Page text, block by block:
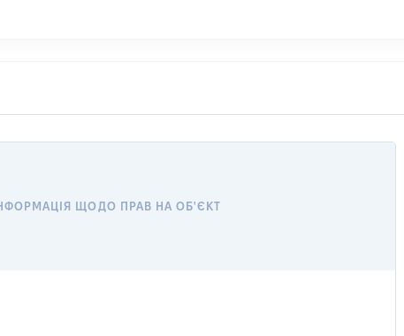
ЩОДО ПРАВ НА ОБ'ЄКТ